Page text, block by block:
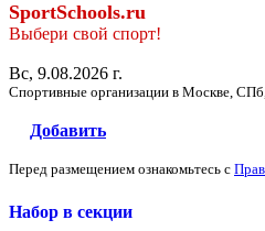
SportSchools.ru
Выбери свой спорт!
Вс, 9.08.2026 г.
Спортивные организации в Москве,
Добавить
Перед размещением ознакомьтесь с
Набор в секции